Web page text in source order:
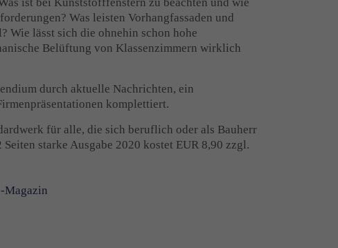
Was leisten Vorhangfassaden und
Wie lässt sich die ohnehin schon hohe
Belüftung von Klassenzimmern wirklich
durch aktuelle Nachrichten, ein
komplettiert.
für alle, die sich beruflich oder als Bauherr
starke Ausgabe 2020 kostet EUR 8,90 zzgl.
Magazin